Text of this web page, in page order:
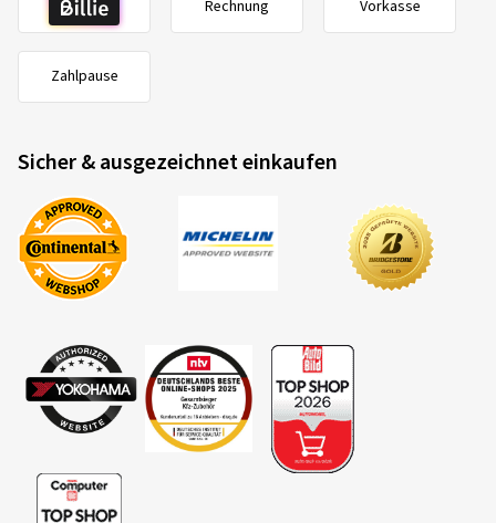
Verifizierter Kauf
Alles Super, pünktlich und schnell, korrekte Arbeit
Verifizierter Kauf
Uwe S., Deutschland
29.01.2026
Verifizierter Kauf
Nicole P., Deutschland
Rechnung Vorkasse
Zahlpause
Sicher & ausgezeichnet einkaufen